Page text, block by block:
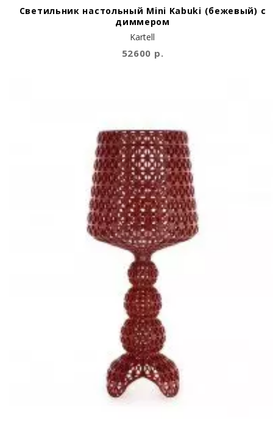
Kartell
Светильник настольный Mini Kabuki (бежевый) c
диммером
52600 р.